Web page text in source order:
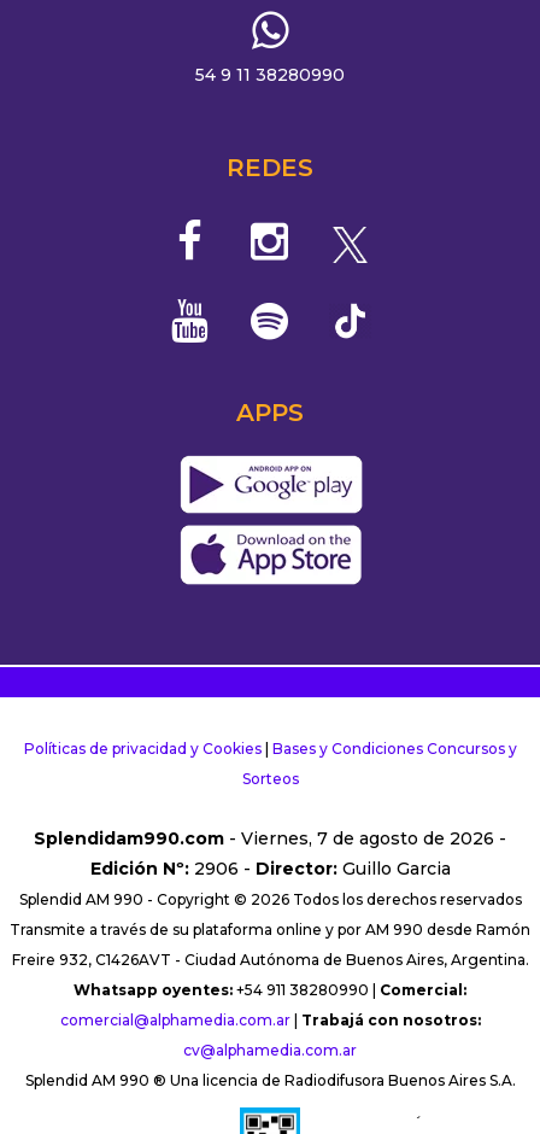
54 9 11 38280990
REDES
APPS
Políticas de privacidad y Cookies| Bases y Condiciones Concursos y
Sorteos
Splendidam990.com - Viernes, 7 de agosto de 2026 -
Edición Nº:2906 - Director:Guillo Garcia
Splendid AM 990 - Copyright © 2026 Todos los derechos reservados
Transmite a través de su plataforma online y por AM 990 desde Ramón
Freire 932, C1426AVT - Ciudad Autónoma de Buenos Aires, Argentina.
Whatsapp oyentes: +54 911 38280990 | Comercial:
comercial@alphamedia.com.ar| Trabajá con nosotros:
cv@alphamedia.com.ar
Splendid AM 990 ® Una licencia de Radiodifusora Buenos Aires S.A.
´